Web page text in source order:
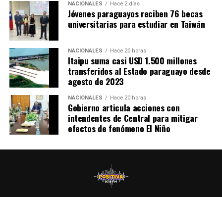
NACIONALES Hace 2 días
Jóvenes paraguayos reciben 76 becas
universitarias para estudiar en Taiwán
NACIONALES Hace 20 horas
Itaipu suma casi USD 1.500 millones
transferidos al Estado paraguayo desde
agosto de 2023
NACIONALES Hace 20 horas
Gobierno articula acciones con
intendentes de Central para mitigar
efectos de fenómeno El Niño